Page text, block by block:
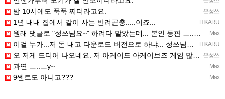
은성쓰
밤 10시에도 푹푹 찌더라고요.
HIKARU
1년 내내 집에서 같이 사는 반려곤충.....이죠...
Max
원래 댓글로 "성쓰님요~" 하려다 말았는데... 본인 등판 ㅡ..ㅡy~
HIKARU
이걸 누가...저 돈 내고 다운로드 버전으로 하냐... 성쓰님이 계셨다!!!...
은성쓰
오 저게 드디어 나오네요. 저 아케이드 아케이브즈 게임 많이 샀는데요 ㅎㅎㅎ
Max
과연 ㅡ..ㅡy~
Max
9쎈트도 아니고???